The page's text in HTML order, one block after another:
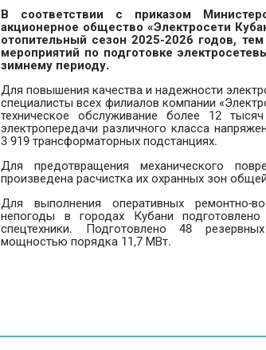
В соответствии с приказом
акционерное общество «Электросети
отопительный сезон 2025-2026 годов,
мероприятий по подготовке
зимнему периоду.
Для повышения качества и надежности
специалисты всех филиалов компании
техническое обслуживание более 12
электропередачи различного класса
3 919 трансформаторных подстанциях.
Для предотвращения механического
произведена расчистка их охранных зон
Для выполнения оперативных ремонтно-
непогоды в городах Кубани
спецтехники. Подготовлено 48
мощностью порядка 11,7 МВт.